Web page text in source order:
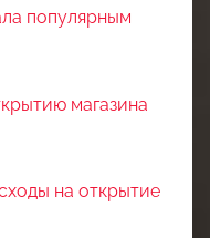
популярным
магазина
на открытие